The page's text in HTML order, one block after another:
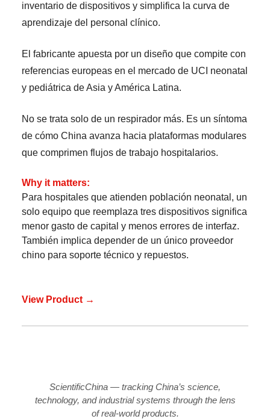
inventario de dispositivos y simplifica la curva de
aprendizaje del personal clínico.
El fabricante apuesta por un diseño que compite con
referencias europeas en el mercado de UCI neonatal
y pediátrica de Asia y América Latina.
No se trata solo de un respirador más. Es un síntoma
de cómo China avanza hacia plataformas modulares
que comprimen flujos de trabajo hospitalarios.
Why it matters:
Para hospitales que atienden población neonatal, un
solo equipo que reemplaza tres dispositivos significa
menor gasto de capital y menos errores de interfaz.
También implica depender de un único proveedor
chino para soporte técnico y repuestos.
View Product →
ScientificChina — tracking China’s science,
technology, and industrial systems through the lens
of real-world products.